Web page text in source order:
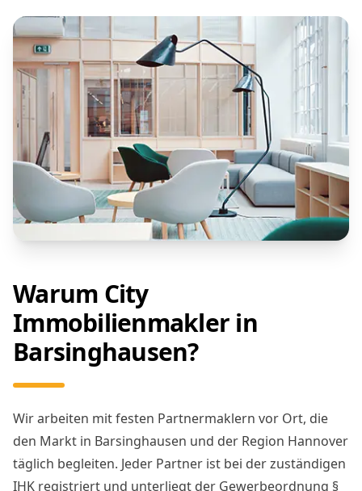
Warum City
Immobilienmakler in
Barsinghausen?
Wir arbeiten mit festen Partnermaklern vor Ort, die
den Markt in Barsinghausen und der Region Hannover
täglich begleiten. Jeder Partner ist bei der zuständigen
IHK registriert und unterliegt der Gewerbeordnung §